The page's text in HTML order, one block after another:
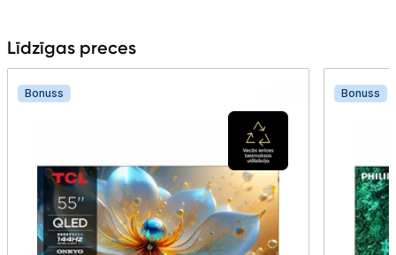
Līdzīgas preces
Bonuss Bonuss